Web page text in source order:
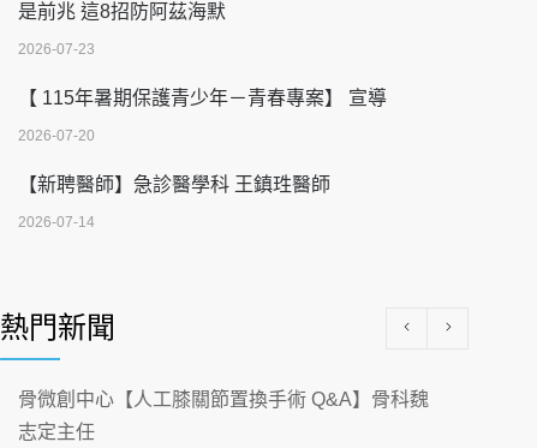
是前兆 這8招防阿茲海默
2026-07-23
【 115年暑期保護青少年－青春專案】 宣導
2026-07-20
【新聘醫師】急診醫學科 王鎮珄醫師
2026-07-14
2026-07-08
沒菸酒也瀕臨洗腎？65歲男靠「這習慣」逆
轉腎功能 醫揭3招救命
熱門新聞
骨微創中心【人工膝關節置換手術 Q&A】骨科魏
志定主任